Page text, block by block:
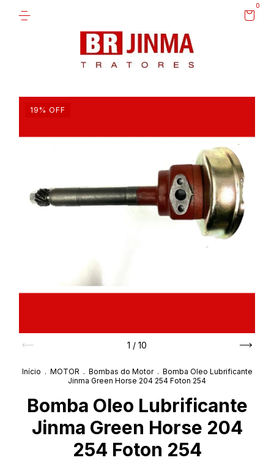
0
19 % OFF
1 / 10
Início . MOTOR . Bombas do Motor . Bomba Oleo Lubrificante
Jinma Green Horse 204 254 Foton 254
Bomba Oleo Lubrificante
Jinma Green Horse 204
254 Foton 254